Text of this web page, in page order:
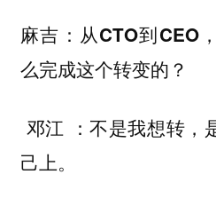
麻吉：从CTO到CEO
么完成这个转变的？
邓江 ：不是我想转，
己上。